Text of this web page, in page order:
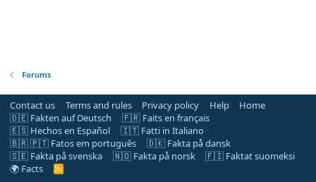
Forums
Contact us Terms and rules Privacy policy Help
Home
🇩🇪 Fakten auf Deutsch
🇫🇷 Faits en français
🇪🇸 Hechos en Español
🇮🇹 Fatti in Italiano
🇧🇷 🇵🇹 Fatos em português
🇩🇰 Fakta på dansk
🇸🇪 Fakta på svenska
🇳🇴 Fakta på norsk
🇫🇮 Faktat suomeksi
🌍 Facts
R